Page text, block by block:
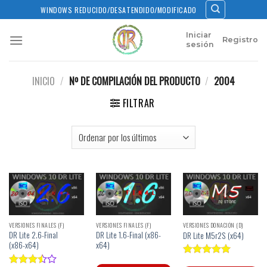
to
content
WINDOWS REDUCIDO/DESATENDIDO/MODIFICADO
Iniciar
sesión
Registro
INICIO / Nº DE COMPILACIÓN DEL PRODUCTO / 2004
FILTRAR
VERSIONES FINALES (F)
DR Lite 2.6-Final
(x86-x64)
VERSIONES FINALES (F)
DR Lite 1.6-Final (x86-
x64)
VERSIONES DONACIÓN (D)
DR Lite M5r2S (x64)